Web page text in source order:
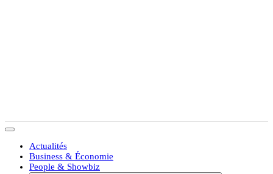
Actualités
Business & Économie
People & Showbiz